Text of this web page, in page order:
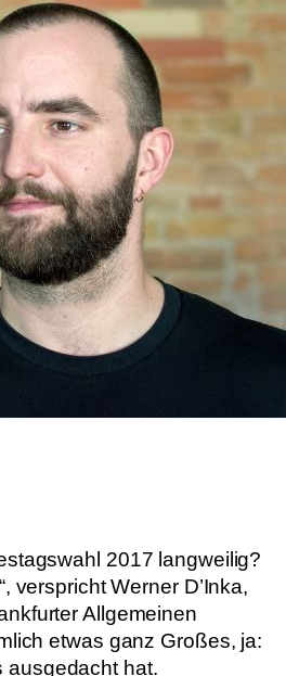
2017 langweilig?
verspricht Werner D’Inka,
Allgemeinen
etwas ganz Großes, ja:
ausgedacht hat.